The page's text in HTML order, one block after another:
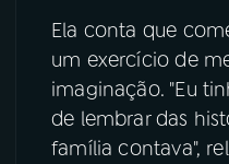
Ela conta que
um exercício de
imaginação. "Eu
de lembrar das
família contava",